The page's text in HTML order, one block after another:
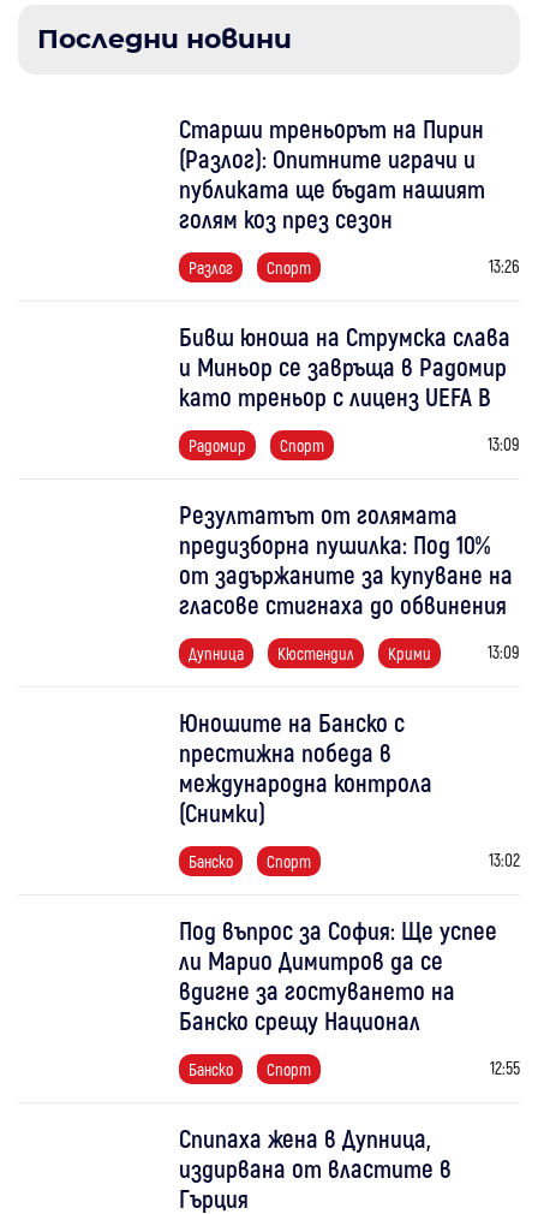
Последни новини
Старши треньорът на Пирин
(Разлог): Опитните играчи и
публиката ще бъдат нашият
голям коз през сезон
Разлог Спорт 13:26
Бивш юноша на Струмска слава
и Миньор се завръща в Радомир
като треньор с лиценз UEFA B
Радомир Спорт 13:09
Резултатът от голямата
предизборна пушилка: Под 10%
от задържаните за купуване на
гласове стигнаха до обвинения
Дупница Кюстендил Крими 13:09
Юношите на Банско с
престижна победа в
международна контрола
(Снимки)
Банско Спорт 13:02
Под въпрос за София: Ще успее
ли Марио Димитров да се
вдигне за гостуването на
Банско срещу Национал
Банско Спорт 12:55
Спипаха жена в Дупница,
издирвана от властите в
Гърция